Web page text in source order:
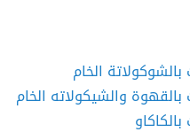
الخام
والشيكولاته الخام